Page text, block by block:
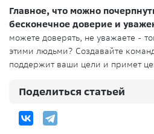
Главное, что можно
бесконечное доверие и
можете доверять, не уважаете -
этими людьми? Создавайте
поддержит ваши цели и примет
Поделиться статьей